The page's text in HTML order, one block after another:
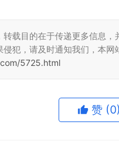
载目的在于传递更多信息
犯，请及时通知我们，本
5725.html
赞 (0)